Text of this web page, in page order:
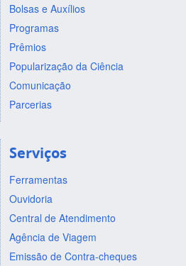
Bolsas e Auxílios
Programas
Prêmios
Popularização da Ciência
Comunicação
Parcerias
Serviços
Ferramentas
Ouvidoria
Central de Atendimento
Agência de Viagem
Emissão de Contra-cheques